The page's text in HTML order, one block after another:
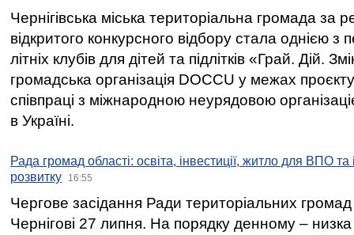
Чернігівська міська територіальна громада за
відкритого конкурсного відбору стала однією
літніх клубів для дітей та підлітків «Грай. Дій.
громадська організація DOCCU у межах
співпраці з міжнародною неурядовою
в Україні.
Рада громад області: освіта, інвестиції, житло для ВПО
розвитку
16:55
Чергове засідання Ради територіальних громад
Чернігові 27 липня. На порядку денному –